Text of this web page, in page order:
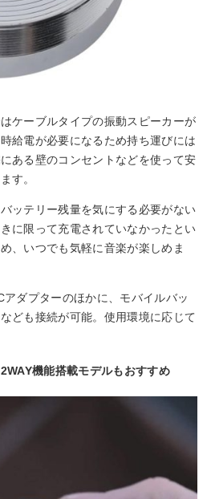
ケーブルタイプの振動スピーカーが
給電が必要になるため持ち運びには
ある壁のコンセントなどを使って安
す。
ッテリー残量を気にする必要がない
に限って充電されていなかったとい
、いつでも気軽に音楽が楽しめま
ダプターのほかに、モバイルバッ
ども接続が可能。使用環境に応じて
機能搭載モデルもおすすめ